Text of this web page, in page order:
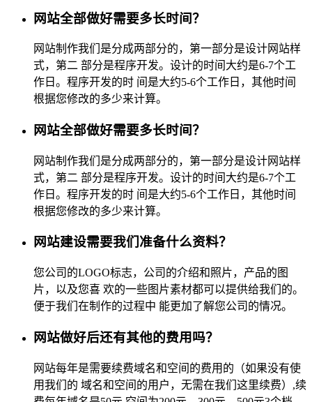
网站全部做好需要多长时间？
网站制作我们是分成两部分的，第一部分是设计网站样
式，第二 部分是程序开发。设计的时间大约是6-7个工
作日。程序开发的时 间是大约5-6个工作日，其他时间
根据您修改的多少来计算。
网站全部做好需要多长时间？
网站制作我们是分成两部分的，第一部分是设计网站样
式，第二 部分是程序开发。设计的时间大约是6-7个工
作日。程序开发的时 间是大约5-6个工作日，其他时间
根据您修改的多少来计算。
网站建设需要我们准备什么资料？
您公司的LOGO标志，公司的介绍和照片，产品的图
片，以及您喜 欢的一些图片素材都可以提供给我们的。
便于我们在制作的过程中 能更加了解您公司的情况。
网站做好后还有其他的费用吗？
网站每年是需要续费域名和空间的费用的（如果没有使
用我们的 域名和空间的用户，无需在我们这里续费）,续